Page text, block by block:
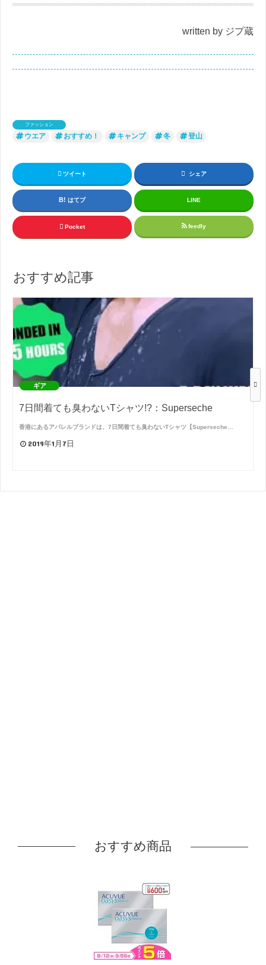
written by ジプ蔵
ファッション
ウエア おすすめ！ キャンプ 冬 登山
ツイート シェア
はてブ LINE
Pocket feedly
おすすめ記事
ギア
7日間着ても臭わないTシャツ!?：Superseche
香港にあるアパレルブランドは、7日間着ても臭わないTシャツ【Superseche…
2019年1月7日
おすすめ商品